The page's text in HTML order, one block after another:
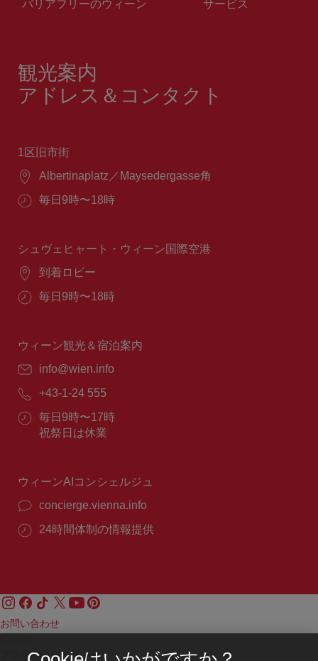
バリアフリーのウィーン サービス
観光案内
アドレス＆コンタクト
1区旧市街
場
Albertinaplatz／Maysedergasse角
営
間：
毎日9時〜18時
シュヴェヒャート・ウィーン国際空港
場
到着ロビー
営
間：
毎日9時〜18時
ウィーン観光＆宿泊案内
E
ー
ル：
info@wien.info
電
番
号：
+43-1-24 555
営
業
毎日9時〜17時
祝祭日は休業
ウィーンAIコンシェルジュ
concierge.vienna.info
24時間体制の情報提供
お問い合わせ
プライバシーポリシー